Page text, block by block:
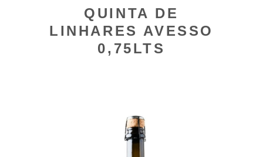
QUINTA DE
LINHARES AVESSO
0,75LTS